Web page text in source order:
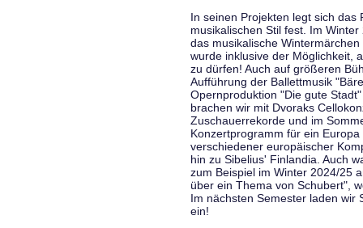
In seinen Projekten legt sich das
musikalischen Stil fest. Im
das musikalische
wurde inklusive der Möglichkeit,
zu dürfen! Auch auf größeren
Aufführung der Ballettmusik
Opernproduktion "Die gute
brachen wir mit Dvoraks
Zuschauerrekorde und im
Konzertprogramm für ein
verschiedener europäischer
hin zu Sibelius' Finlandia. Auch
zum Beispiel im Winter 2024/25
über ein Thema von Schubert",
Im nächsten Semester laden wir
ein!